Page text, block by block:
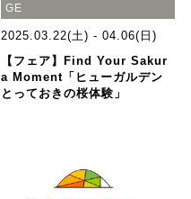
GE
2025.03.22(土) - 04.06(日)
【フェア】Find Your Sakur
a Moment「ヒューガルデン
とっておきの桜体験」